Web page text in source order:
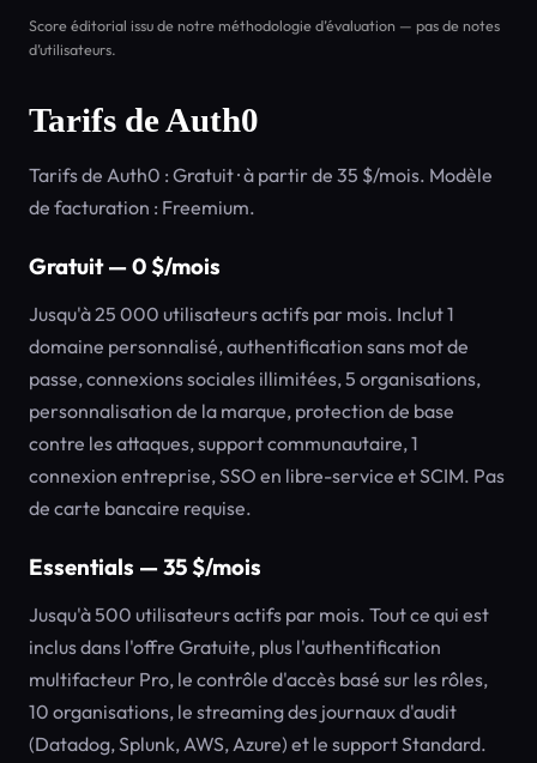
Score éditorial issu de notre méthodologie d’évaluation — pas de notes
d’utilisateurs.
Tarifs de Auth0
Tarifs de Auth0 : Gratuit · à partir de 35 $/mois. Modèle
de facturation : Freemium.
Gratuit — 0 $/mois
Jusqu'à 25 000 utilisateurs actifs par mois. Inclut 1
domaine personnalisé, authentification sans mot de
passe, connexions sociales illimitées, 5 organisations,
personnalisation de la marque, protection de base
contre les attaques, support communautaire, 1
connexion entreprise, SSO en libre-service et SCIM. Pas
de carte bancaire requise.
Essentials — 35 $/mois
Jusqu'à 500 utilisateurs actifs par mois. Tout ce qui est
inclus dans l'offre Gratuite, plus l'authentification
multifacteur Pro, le contrôle d'accès basé sur les rôles,
10 organisations, le streaming des journaux d'audit
(Datadog, Splunk, AWS, Azure) et le support Standard.